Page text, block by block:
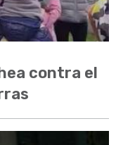
contra el